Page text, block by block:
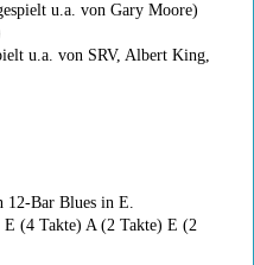
u.a. von Gary Moore)
u.a. von SRV, Albert King,
12-Bar Blues in E.
E (4 Takte) A (2 Takte) E (2